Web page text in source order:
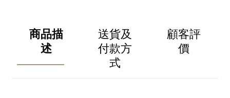
商品描
述
送貨及
付款方
式
顧客評
價